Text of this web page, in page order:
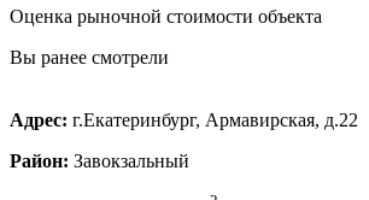
Оценка рыночной стоимости объекта
Вы ранее смотрели
Адрес: г.Екатеринбург, Армавирская, д.22
Район: Завокзальный